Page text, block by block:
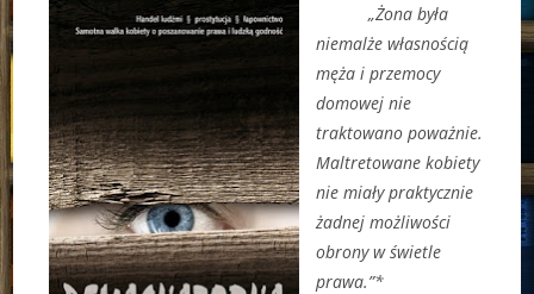
„Żona była
niemalże własnością
męża i przemocy
domowej nie
traktowano poważnie.
Maltretowane kobiety
nie miały praktycznie
żadnej możliwości
obrony w świetle
prawa.”*